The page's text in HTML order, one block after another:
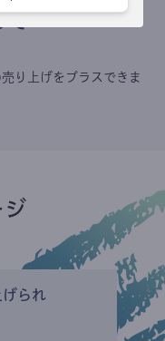
り上げをプラスできま
ジ
られ